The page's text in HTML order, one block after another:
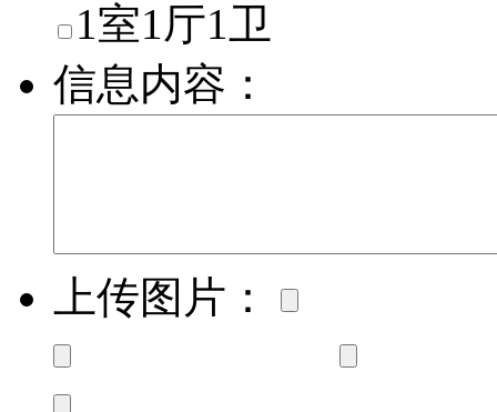
1室1厅1卫
信息内容：
上传图片：